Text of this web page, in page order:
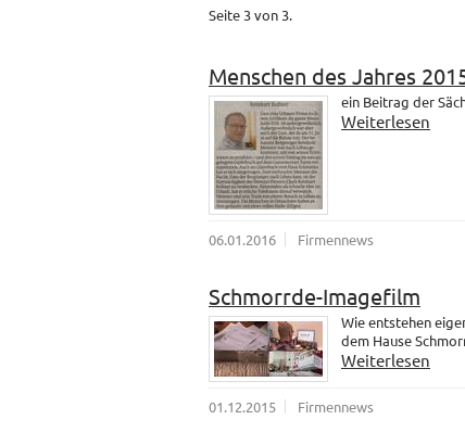
Seite 3 von 3.
Menschen des Jahres
ein Beitrag der
Weiterlesen
06.01.2016 Firmennews
Schmorrde-Imagefilm
Wie entstehen
dem Hause
Weiterlesen
01.12.2015 Firmennews